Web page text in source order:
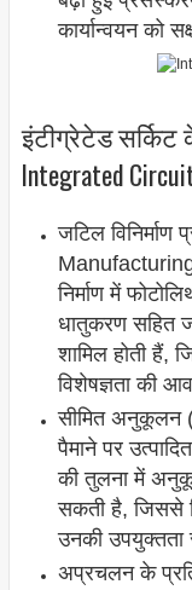
कार्यान्वयन को
इंटीग्रेटेड
Integrated
जटिल विनिर्माण
निर्माण में
धातुकरण सहित
शामिल होती हैं,
विशेषज्ञता की
सीमित अनुकूलन
पैमाने पर
की तुलना में
सकती है, जिससे
उनकी उपयुक्तता
अप्रचलन के